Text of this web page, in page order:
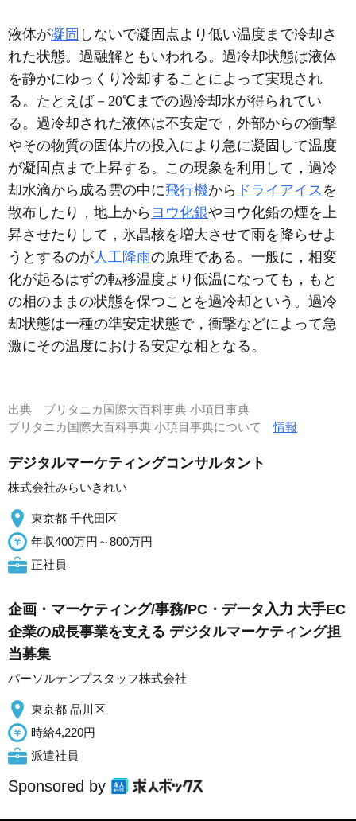
液体が凝固 しないで凝固点より低い温度まで冷却さ
れた状態。過融解ともいわれる。過冷却状態は液体
を静かにゆっくり冷却することによって実現され
る。たとえば－20℃までの過冷却水が得られてい
る。過冷却された液体は不安定で，外部からの衝撃
やその物質の固体片の投入により急に凝固して温度
が凝固点まで上昇する。この現象を利用して，過冷
却水滴から成る雲の中に飛行機から ドライアイス を
散布したり，地上から ヨウ化銀やヨウ化鉛の煙を上
昇させたりして，氷晶核を増大させて雨を降らせよ
うとするのが 人工降雨の原理である。一般に，相変
化が起るはずの転移温度より低温になっても，もと
の相のままの状態を保つことを過冷却という。過冷
却状態は一種の準安定状態で，衝撃などによって急
激にその温度における安定な相となる。
出典 ブリタニカ国際大百科事典 小項目事典
ブリタニカ国際大百科事典 小項目事典について情報
デジタルマーケティングコンサルタント
株式会社みらいきれい
東京都 千代田区
年収400万円～800万円
正社員
企画・マーケティング/事務/PC・データ入力 大手EC
企業の成長事業を支える デジタルマーケティング担
当募集
パーソルテンプスタッフ株式会社
東京都 品川区
時給4,220円
派遣社員
Sponsored by